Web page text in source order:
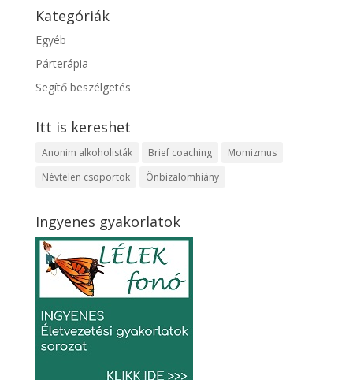
Kategóriák
Egyéb
Párterápia
Segítő beszélgetés
Itt is kereshet
Anonim alkoholisták Brief coaching
Momizmus
Névtelen csoportok
Önbizalomhiány
Ingyenes gyakorlatok